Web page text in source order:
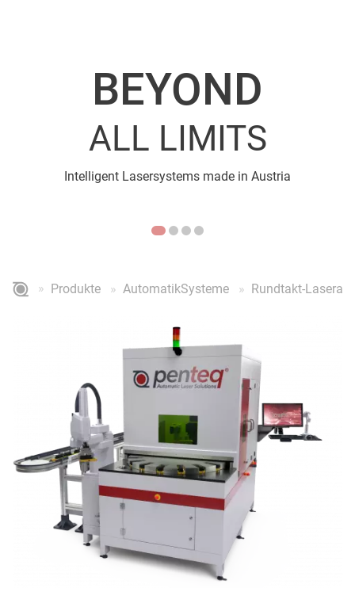
BEYOND
ALL LIMITS
Intelligent Lasersystems made in Austria
Schauen Sie vorbei
Produkte AutomatikSysteme Rundtakt-